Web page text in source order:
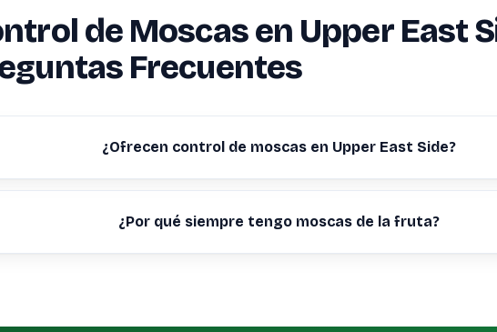
de Moscas en Upper East
Frecuentes
¿Ofrecen control de moscas en Upper East Side?
¿Por qué siempre tengo moscas de la fruta?